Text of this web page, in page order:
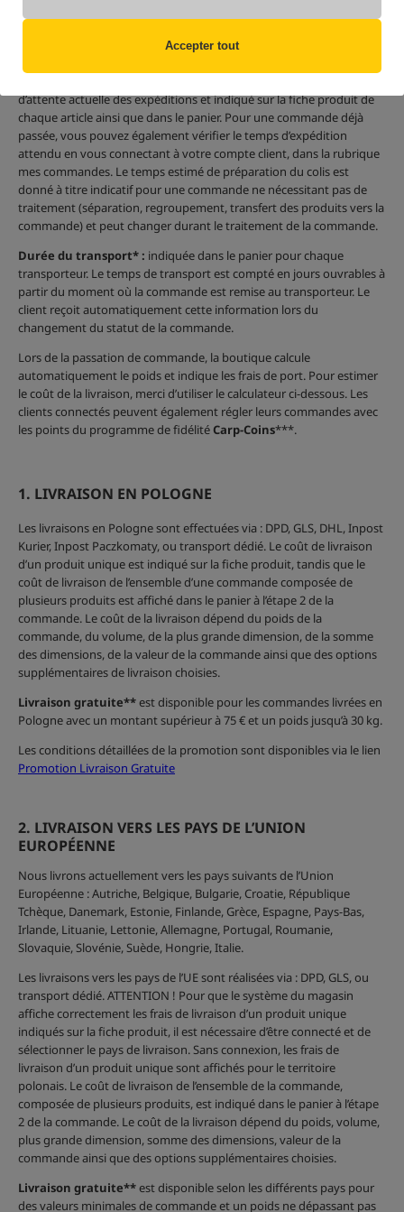
Accepter tout
Les expéditions des commandes sont réalisées via :DPD, GLS,
d’attente actuelle des expéditions et indiqué sur la fiche produit de
chaque article ainsi que dans le panier. Pour une commande déjà
passée, vous pouvez également vérifier le temps d’expédition
attendu en vous connectant à votre compte client, dans la rubrique
mes commandes. Le temps estimé de préparation du colis est
donné à titre indicatif pour une commande ne nécessitant pas de
traitement (séparation, regroupement, transfert des produits vers la
commande) et peut changer durant le traitement de la commande.
Durée du transport* : indiquée dans le panier pour chaque
transporteur. Le temps de transport est compté en jours ouvrables à
partir du moment où la commande est remise au transporteur. Le
client reçoit automatiquement cette information lors du
changement du statut de la commande.
Lors de la passation de commande, la boutique calcule
automatiquement le poids et indique les frais de port. Pour estimer
le coût de la livraison, merci d’utiliser le calculateur ci-dessous. Les
clients connectés peuvent également régler leurs commandes avec
les points du programme de fidélitéCarp-Coins***.
1. LIVRAISON EN POLOGNE
Les livraisons en Pologne sont effectuées via : DPD, GLS, DHL, Inpost
Kurier, Inpost Paczkomaty, ou transport dédié. Le coût de livraison
d’un produit unique est indiqué sur la fiche produit, tandis que le
coût de livraison de l’ensemble d’une commande composée de
plusieurs produits est affiché dans le panier à l’étape 2 de la
commande. Le coût de la livraison dépend du poids de la
commande, du volume, de la plus grande dimension, de la somme
des dimensions, de la valeur de la commande ainsi que des options
supplémentaires de livraison choisies.
Livraison gratuite**est disponible pour les commandes livrées en
Pologne avec un montant supérieur à 75 € et un poids jusqu’à 30 kg.
Les conditions détaillées de la promotion sont disponibles via le lien
Promotion Livraison Gratuite
2. LIVRAISON VERS LES PAYS DE L’UNION
EUROPÉENNE
Nous livrons actuellement vers les pays suivants de l’Union
Européenne : Autriche, Belgique, Bulgarie, Croatie, République
Tchèque, Danemark, Estonie, Finlande, Grèce, Espagne, Pays-Bas,
Irlande, Lituanie, Lettonie, Allemagne, Portugal, Roumanie,
Slovaquie, Slovénie, Suède, Hongrie, Italie.
Les livraisons vers les pays de l’UE sont réalisées via : DPD, GLS, ou
transport dédié. ATTENTION ! Pour que le système du magasin
affiche correctement les frais de livraison d’un produit unique
indiqués sur la fiche produit, il est nécessaire d’être connecté et de
sélectionner le pays de livraison. Sans connexion, les frais de
livraison d’un produit unique sont affichés pour le territoire
polonais. Le coût de livraison de l’ensemble de la commande,
composée de plusieurs produits, est indiqué dans le panier à l’étape
2 de la commande. Le coût de la livraison dépend du poids, volume,
plus grande dimension, somme des dimensions, valeur de la
commande ainsi que des options supplémentaires choisies.
Livraison gratuite**est disponible selon les différents pays pour
des valeurs minimales de commande et un poids ne dépassant pas